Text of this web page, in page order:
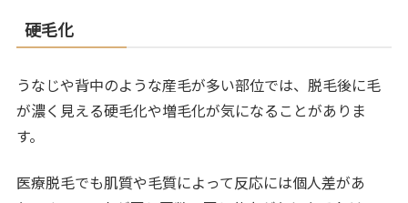
硬毛化
うなじや背中のような産毛が多い部位では、脱毛後に毛
が濃く見える硬毛化や増毛化が気になることがありま
す。
医療脱毛でも肌質や毛質によって反応には個人差があ